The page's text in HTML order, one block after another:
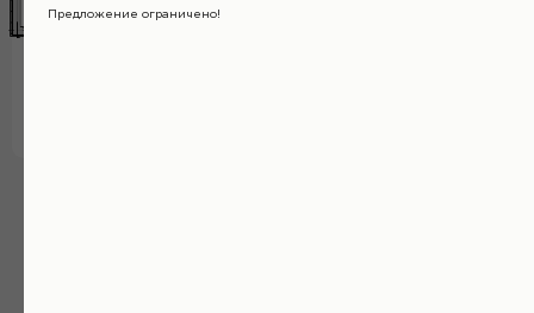
Предложение ограничено!